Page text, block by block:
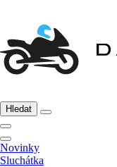
Hledat
Novinky
Sluchátka